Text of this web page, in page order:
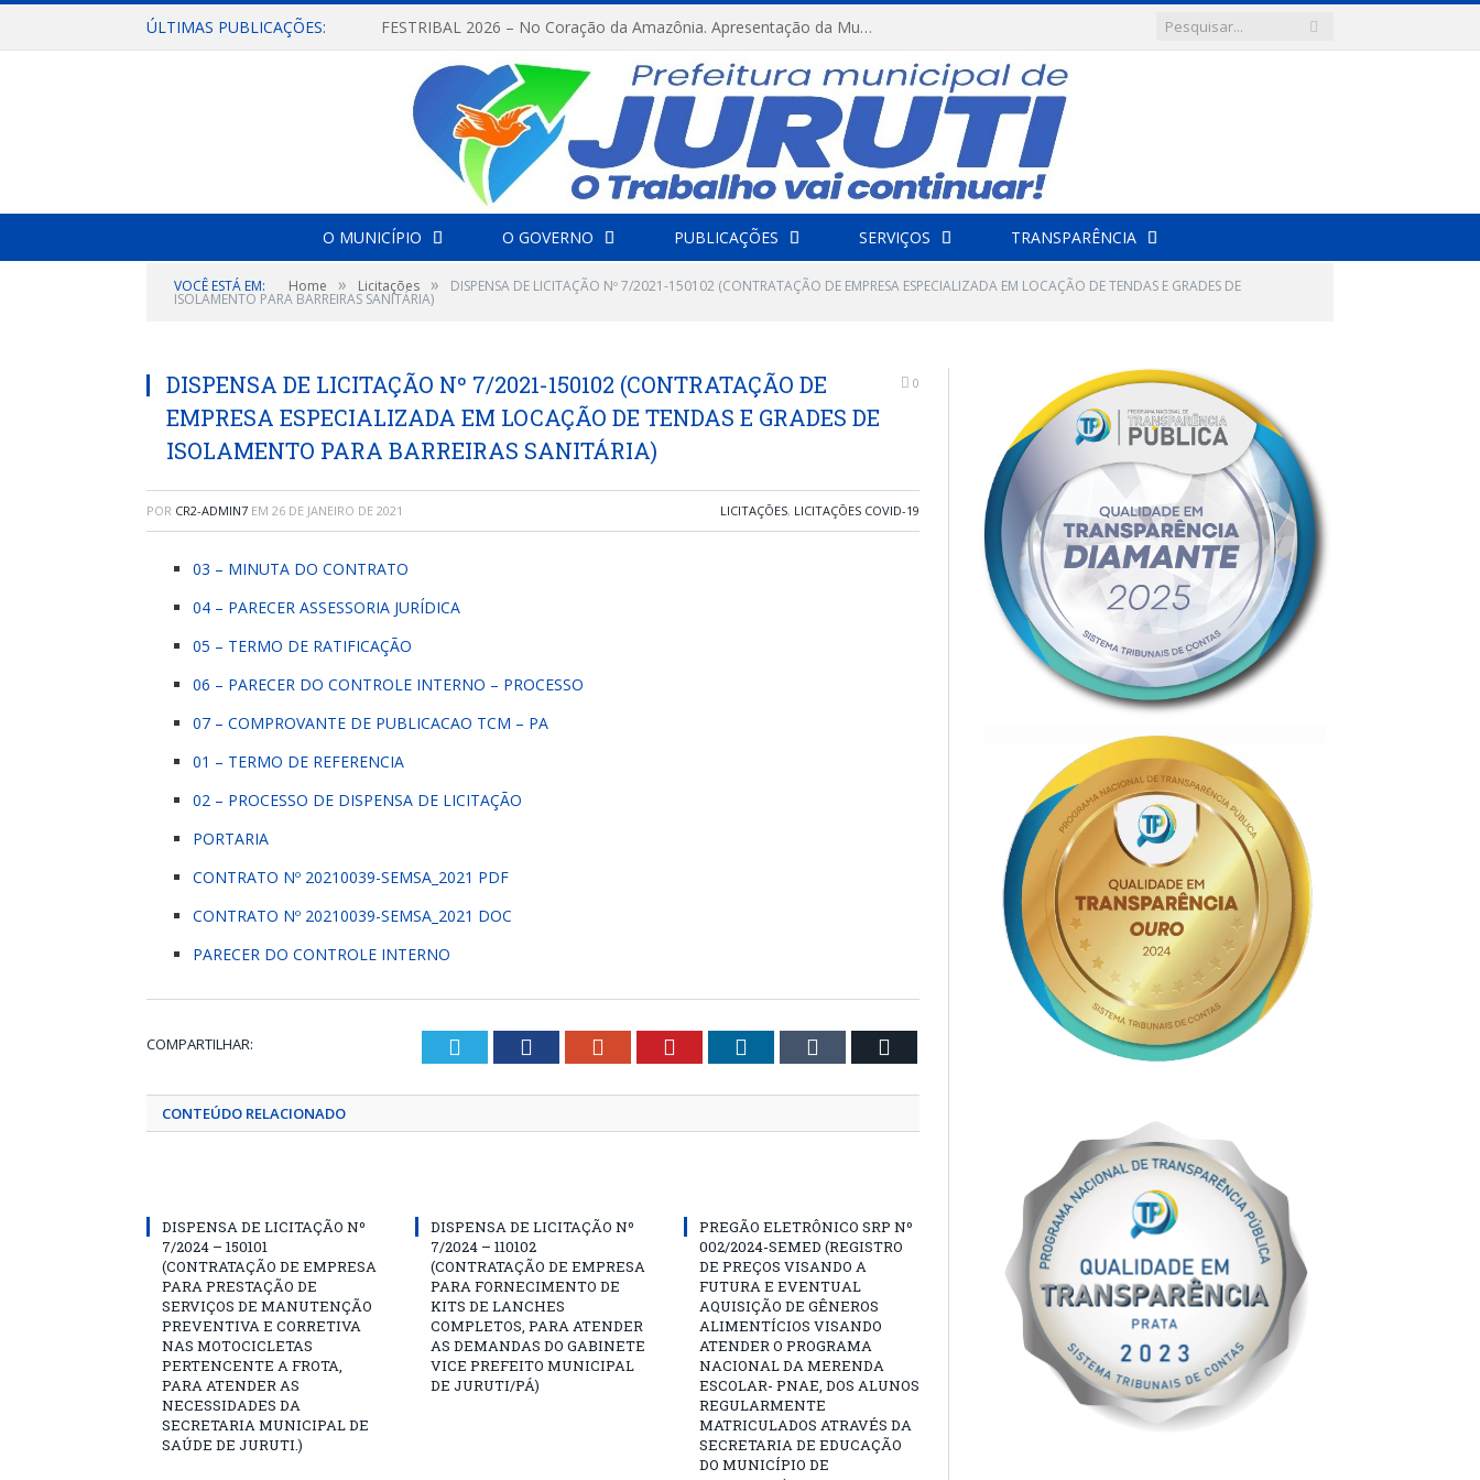
ÚLTIMAS PUBLICAÇÕES: FESTRIBAL 2026 – No Coração da Amazônia. Apresentação da Munduruku.
O MUNICÍPIO O GOVERNO PUBLICAÇÕES SERVIÇOS TRANSPARÊNCIA
VOCÊ ESTÁ EM: Home » Licitações » DISPENSA DE LICITAÇÃO Nº 7/2021-150102 (CONTRATAÇÃO DE EMPRESA ESPECIALIZADA EM LOCAÇÃO DE TENDAS E GRADES DE
ISOLAMENTO PARA BARREIRAS SANITÁRIA)
DISPENSA DE LICITAÇÃO Nº 7/2021-150102 (CONTRATAÇÃO DE
EMPRESA ESPECIALIZADA EM LOCAÇÃO DE TENDAS E GRADES DE
ISOLAMENTO PARA BARREIRAS SANITÁRIA)
0
POR CR2-ADMIN7 EM 26 DE JANEIRO DE 2021 LICITAÇÕES, LICITAÇÕES COVID-19
03 – MINUTA DO CONTRATO
04 – PARECER ASSESSORIA JURÍDICA
05 – TERMO DE RATIFICAÇÃO
06 – PARECER DO CONTROLE INTERNO – PROCESSO
07 – COMPROVANTE DE PUBLICACAO TCM – PA
01 – TERMO DE REFERENCIA
02 – PROCESSO DE DISPENSA DE LICITAÇÃO
PORTARIA
CONTRATO Nº 20210039-SEMSA_2021 PDF
CONTRATO Nº 20210039-SEMSA_2021 DOC
PARECER DO CONTROLE INTERNO
COMPARTILHAR: Twitter Facebook Google+ Pinterest LinkedIn Tumblr
CONTEÚDO RELACIONADO
DISPENSA DE LICITAÇÃO Nº
7/2024 – 150101
(CONTRATAÇÃO DE EMPRESA
PARA PRESTAÇÃO DE
SERVIÇOS DE MANUTENÇÃO
PREVENTIVA E CORRETIVA
NAS MOTOCICLETAS
PERTENCENTE A FROTA,
PARA ATENDER AS
NECESSIDADES DA
SECRETARIA MUNICIPAL DE
SAÚDE DE JURUTI.)
DISPENSA DE LICITAÇÃO Nº
7/2024 – 110102
(CONTRATAÇÃO DE EMPRESA
PARA FORNECIMENTO DE
KITS DE LANCHES
COMPLETOS, PARA ATENDER
AS DEMANDAS DO GABINETE
VICE PREFEITO MUNICIPAL
DE JURUTI/PÁ)
PREGÃO ELETRÔNICO SRP Nº
002/2024-SEMED (REGISTRO
DE PREÇOS VISANDO A
FUTURA E EVENTUAL
AQUISIÇÃO DE GÊNEROS
ALIMENTÍCIOS VISANDO
ATENDER O PROGRAMA
NACIONAL DA MERENDA
ESCOLAR- PNAE, DOS ALUNOS
REGULARMENTE
MATRICULADOS ATRAVÉS DA
SECRETARIA DE EDUCAÇÃO
DO MUNICÍPIO DE